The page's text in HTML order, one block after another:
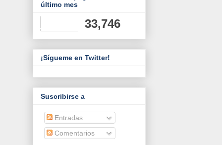
último mes
33,746
¡Sígueme en Twitter!
Suscribirse a
Entradas
Comentarios